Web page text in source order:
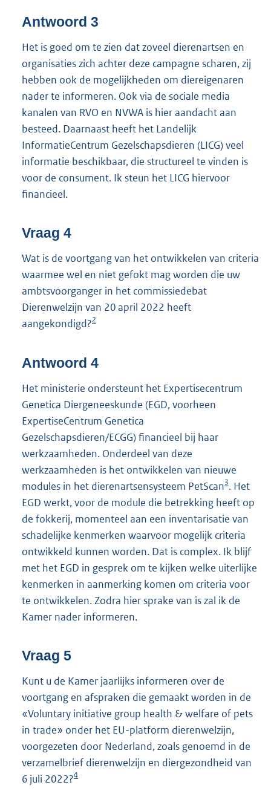
Antwoord 3
Het is goed om te zien dat zoveel dierenartsen en
organisaties zich achter deze campagne scharen, zij
hebben ook de mogelijkheden om diereigenaren
nader te informeren. Ook via de sociale media
kanalen van RVO en NVWA is hier aandacht aan
besteed. Daarnaast heeft het Landelijk
InformatieCentrum Gezelschapsdieren (LICG) veel
informatie beschikbaar, die structureel te vinden is
voor de consument. Ik steun het LICG hiervoor
financieel.
Vraag 4
Wat is de voortgang van het ontwikkelen van criteria
waarmee wel en niet gefokt mag worden die uw
ambtsvoorganger in het commissiedebat
Dierenwelzijn van 20 april 2022 heeft
aangekondigd?2
Antwoord 4
Het ministerie ondersteunt het Expertisecentrum
Genetica Diergeneeskunde (EGD, voorheen
ExpertiseCentrum Genetica
Gezelschapsdieren/ECGG) financieel bij haar
werkzaamheden. Onderdeel van deze
werkzaamheden is het ontwikkelen van nieuwe
modules in het dierenartsensysteem PetScan3. Het
EGD werkt, voor de module die betrekking heeft op
de fokkerij, momenteel aan een inventarisatie van
schadelijke kenmerken waarvoor mogelijk criteria
ontwikkeld kunnen worden. Dat is complex. Ik blijf
met het EGD in gesprek om te kijken welke uiterlijke
kenmerken in aanmerking komen om criteria voor
te ontwikkelen. Zodra hier sprake van is zal ik de
Kamer nader informeren.
Vraag 5
Kunt u de Kamer jaarlijks informeren over de
voortgang en afspraken die gemaakt worden in de
«Voluntary initiative group health & welfare of pets
in trade» onder het EU-platform dierenwelzijn,
voorgezeten door Nederland, zoals genoemd in de
verzamelbrief dierenwelzijn en diergezondheid van
6 juli 2022?4